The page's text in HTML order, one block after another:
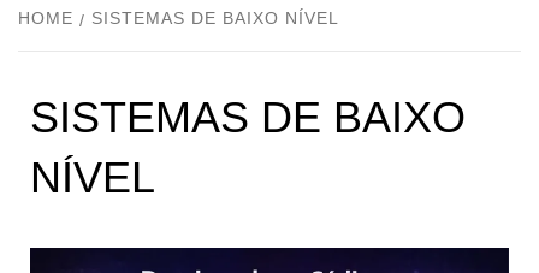
HOME SISTEMAS DE BAIXO NÍVEL
SISTEMAS DE BAIXO
NÍVEL